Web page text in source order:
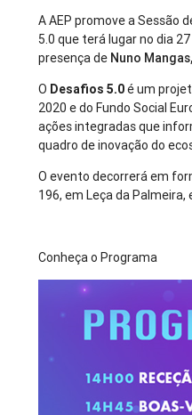
A AEP promove a Sessão
5.0 que terá lugar no dia
presença de Nuno
O Desafios 5.0é um
2020 e do Fundo Social
ações integradasque
quadro de inovação do
Oevento decorrerá em
196,em Leça da
Conheça o Programa